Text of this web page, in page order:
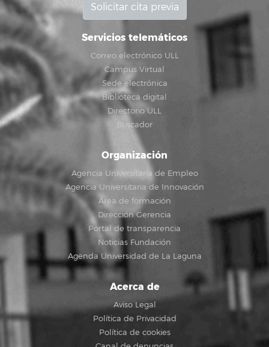
Solicitar cita previa
Servicios telemáticos
Correo electrónico ULL
Campus Virtual
Sede electrónica
Biblioteca digital
Directorio ULL
Buscador
Organización
Agencia Universitaria de Empleo
Agencia Universitaria de Innovación
Área de formación
Dirección Gerencia
Portal de transparencia
Noticias Fundación
Agenda Universidad de La Laguna
Acerca de
Aviso Legal
Política de Privacidad
Política de cookies